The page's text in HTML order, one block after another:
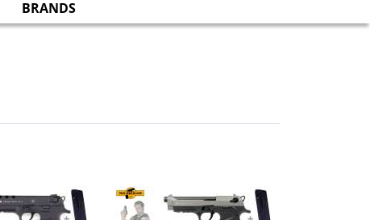
BRANDS